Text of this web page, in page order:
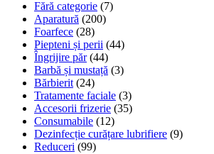
Fără categorie (7)
Aparatură (200)
Foarfece (28)
Piepteni și perii (44)
Îngrijire păr (44)
Barbă și mustață (3)
Bărbierit (24)
Tratamente faciale (3)
Accesorii frizerie (35)
Consumabile (12)
Dezinfecție curățare lubrifiere (9)
Reduceri (99)